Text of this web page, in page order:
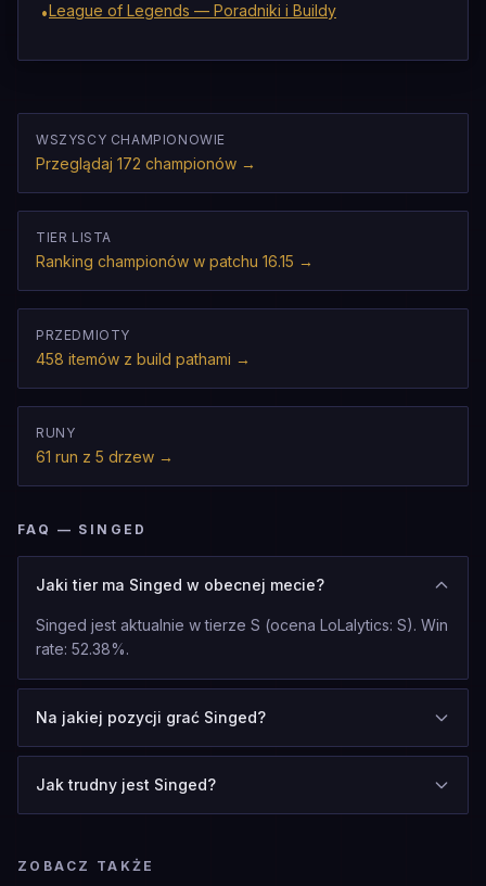
•League of Legends — Poradniki i Buildy
WSZYSCY CHAMPIONOWIE
Przeglądaj 172 championów →
TIER LISTA
Ranking championów w patchu 16.15 →
PRZEDMIOTY
458 itemów z build pathami →
RUNY
61 run z 5 drzew →
FAQ — SINGED
Jaki tier ma Singed w obecnej mecie?
Singed jest aktualnie w tierze S (ocena LoLalytics: S). Win
rate: 52.38%.
Na jakiej pozycji grać Singed?
Jak trudny jest Singed?
ZOBACZ TAKŻE